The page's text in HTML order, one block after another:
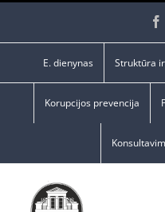
E. dienynas Struktūra
Korupcijos prevencija